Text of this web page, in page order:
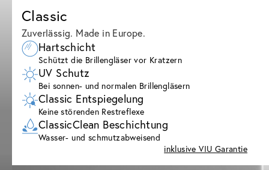
Classic
Zuverlässig. Made in Europe.
Hartschicht
Schützt die Brillengläser vor Kratzern
UV Schutz
Bei sonnen- und normalen Brillengläsern
Classic Entspiegelung
Keine störenden Restreflexe
ClassicClean Beschichtung
Wasser- und schmutzabweisend
inklusive VIU Garantie